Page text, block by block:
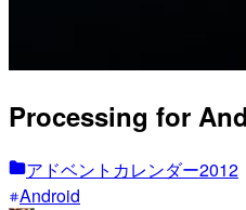
Processing for
アドベントカレンダー2012
Android